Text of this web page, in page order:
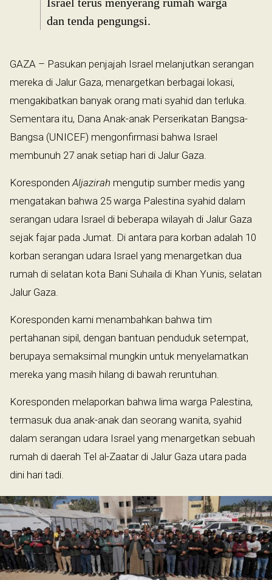
dan tenda pengungsi.
GAZA – Pasukan penjajah Israel melanjutkan serangan
mereka di Jalur Gaza, menargetkan berbagai lokasi,
mengakibatkan banyak orang mati syahid dan terluka.
Sementara itu, Dana Anak-anak Perserikatan Bangsa-
Bangsa (UNICEF) mengonfirmasi bahwa Israel
membunuh 27 anak setiap hari di Jalur Gaza.
KorespondenAljazirah mengutip sumber medis yang
mengatakan bahwa 25 warga Palestina syahid dalam
serangan udara Israel di beberapa wilayah di Jalur Gaza
sejak fajar pada Jumat. Di antara para korban adalah 10
korban serangan udara Israel yang menargetkan dua
rumah di selatan kota Bani Suhaila di Khan Yunis, selatan
Jalur Gaza.
Koresponden kami menambahkan bahwa tim
pertahanan sipil, dengan bantuan penduduk setempat,
berupaya semaksimal mungkin untuk menyelamatkan
mereka yang masih hilang di bawah reruntuhan.
Koresponden melaporkan bahwa lima warga Palestina,
termasuk dua anak-anak dan seorang wanita, syahid
dalam serangan udara Israel yang menargetkan sebuah
rumah di daerah Tel al-Zaatar di Jalur Gaza utara pada
dini hari tadi.